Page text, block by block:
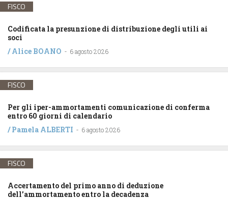
FISCO
Codificata la presunzione di distribuzione degli utili ai
soci
/Alice BOANO - 6 agosto 2026
FISCO
Per gli iper-ammortamenti comunicazione di conferma
entro 60 giorni di calendario
/Pamela ALBERTI - 6 agosto 2026
FISCO
Accertamento del primo anno di deduzione
dell’ammortamento entro la decadenza